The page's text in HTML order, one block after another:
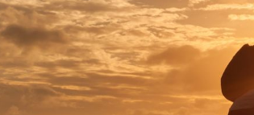
MISSION è RENDERE
dei